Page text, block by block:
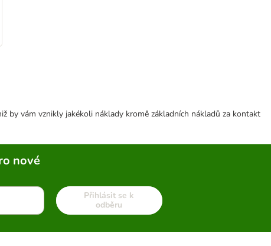
by vám vznikly jakékoli náklady kromě základních nákladů za kontakt
nové
Přihlásit se k
odběru